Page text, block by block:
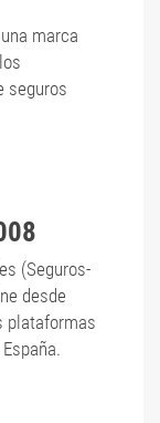
marca
seguros
(Seguros-
desde
plataformas